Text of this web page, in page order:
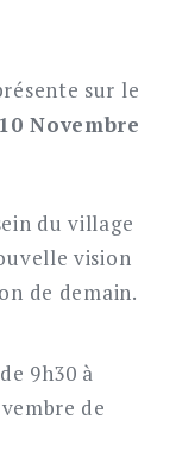
sur le
Novembre
du village
vision
de demain.
9h30 à
de